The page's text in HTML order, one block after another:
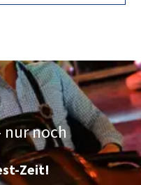
nur noch
Zeit!